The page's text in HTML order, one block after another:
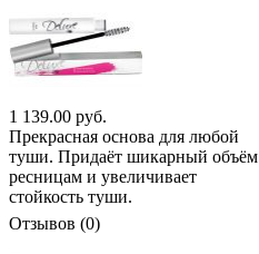
1 139.00 руб.
Прекрасная основа для любой
туши. Придаёт шикарный объём
ресницам и увеличивает
стойкость туши.
Отзывов (0)